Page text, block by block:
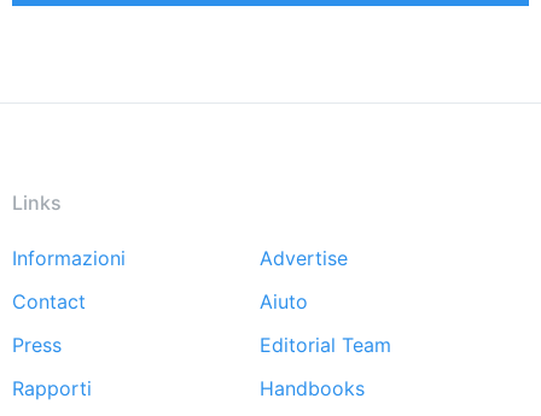
Links
Footer
menu
Informazioni
Advertise
Contact
Aiuto
Press
Editorial Team
Rapporti
Handbooks